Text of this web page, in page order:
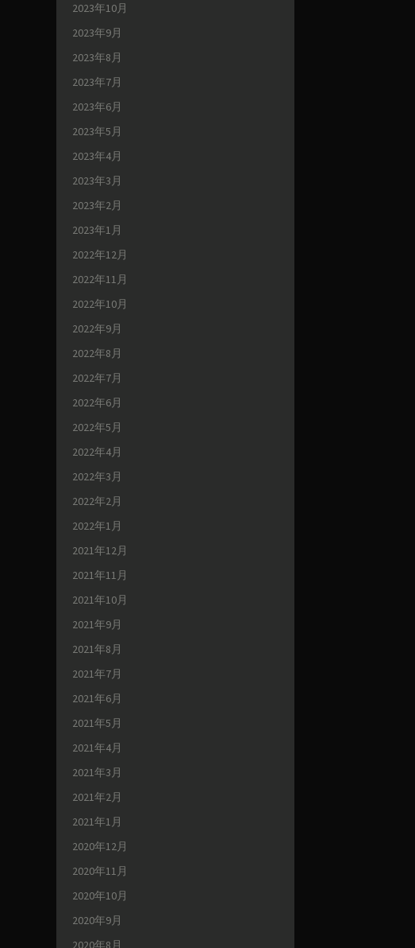
2023年10月
2023年9月
2023年8月
2023年7月
2023年6月
2023年5月
2023年4月
2023年3月
2023年2月
2023年1月
2022年12月
2022年11月
2022年10月
2022年9月
2022年8月
2022年7月
2022年6月
2022年5月
2022年4月
2022年3月
2022年2月
2022年1月
2021年12月
2021年11月
2021年10月
2021年9月
2021年8月
2021年7月
2021年6月
2021年5月
2021年4月
2021年3月
2021年2月
2021年1月
2020年12月
2020年11月
2020年10月
2020年9月
2020年8月